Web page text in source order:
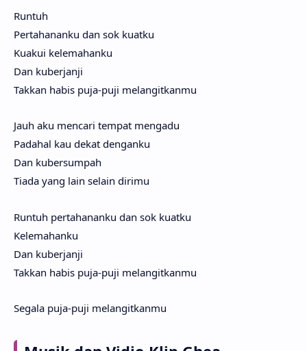
Runtuh
Pertahananku dan sok kuatku
Kuakui kelemahanku
Dan kuberjanji
Takkan habis puja-puji melangitkanmu
Jauh aku mencari tempat mengadu
Padahal kau dekat denganku
Dan kubersumpah
Tiada yang lain selain dirimu
Runtuh pertahananku dan sok kuatku
Kelemahanku
Dan kuberjanji
Takkan habis puja-puji melangitkanmu
Segala puja-puji melangitkanmu